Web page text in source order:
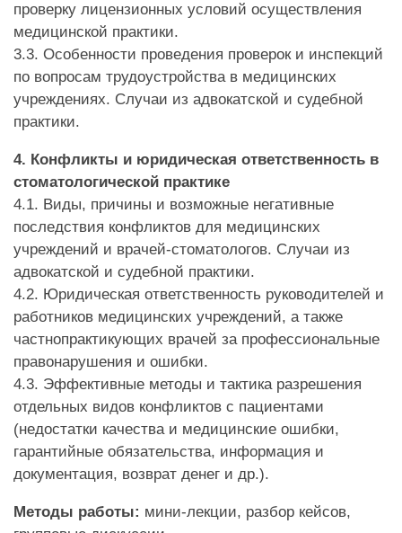
проверку лицензионных условий осуществления
медицинской практики.
3.3. Особенности проведения проверок и инспекций
по вопросам трудоустройства в медицинских
учреждениях. Случаи из адвокатской и судебной
практики.
4. Конфликты и юридическая ответственность в
стоматологической практике
4.1. Виды, причины и возможные негативные
последствия конфликтов для медицинских
учреждений и врачей-стоматологов. Случаи из
адвокатской и судебной практики.
4.2. Юридическая ответственность руководителей и
работников медицинских учреждений, а также
частнопрактикующих врачей за профессиональные
правонарушения и ошибки.
4.3. Эффективные методы и тактика разрешения
отдельных видов конфликтов с пациентами
(недостатки качества и медицинские ошибки,
гарантийные обязательства, информация и
документация, возврат денег и др.).
Методы работы: мини-лекции, разбор кейсов,